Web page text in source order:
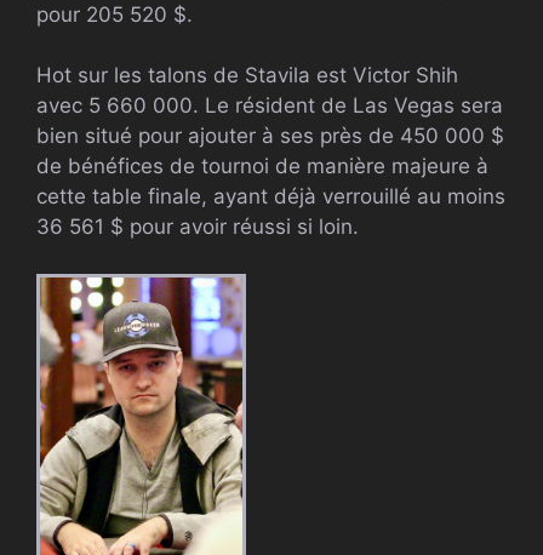
pour 205 520 $.
Hot sur les talons de Stavila est Victor Shih
avec 5 660 000. Le résident de Las Vegas sera
bien situé pour ajouter à ses près de 450 000 $
de bénéfices de tournoi de manière majeure à
cette table finale, ayant déjà verrouillé au moins
36 561 $ pour avoir réussi si loin.